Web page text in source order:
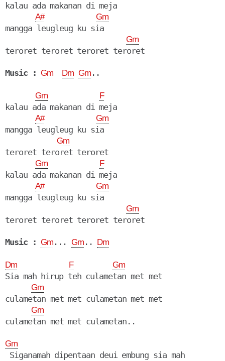
kalau ada makanan di meja
A# Gm
mangga leugleug ku sia
Gm
teroret teroret teroret teroret
Music : Gm Dm Gm ..
Gm F
kalau ada makanan di meja
A# Gm
mangga leugleug ku sia
Gm
teroret teroret teroret
Gm F
kalau ada makanan di meja
A# Gm
mangga leugleug ku sia
Gm
teroret teroret teroret teroret
Music : Gm ... Gm.. Dm
Dm F Gm
Sia mah hirup teh culametan met met
Gm
culametan met met culametan met met
Gm
culametan met met culametan..
Gm
Siganamah dipentaan deui embung sia mah